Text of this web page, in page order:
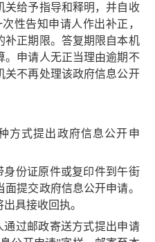
给予指导和释明，并自收
性告知申请人作出补正，
补正期限。答复期限自本机
。申请人无正当理由逾期不
关不再处理该政府信息公开
式提出政府信息公开申
份证原件或复印件到午街
提交政府信息公开申请。
具接收回执。
过邮政寄送方式提出申请